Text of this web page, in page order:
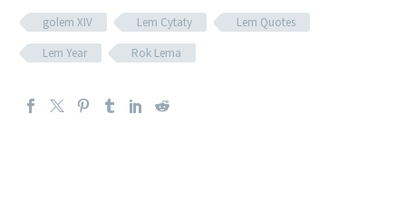
golem XIV Lem Cytaty
Lem Quotes
Lem Year
Rok Lema